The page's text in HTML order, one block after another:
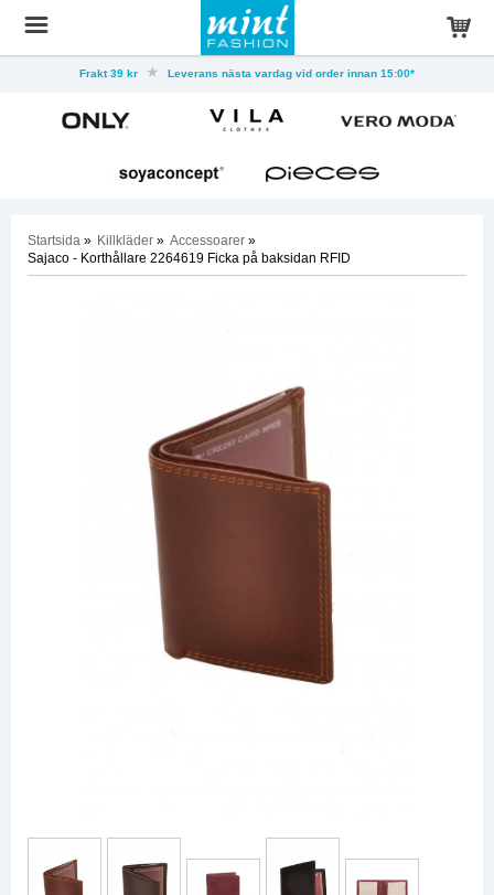
Frakt 39 kr Leverans nästa vardag vid order innan 15:00*
Startsida » Killkläder » Accessoarer »
Sajaco - Korthållare 2264619 Ficka på baksidan RFID